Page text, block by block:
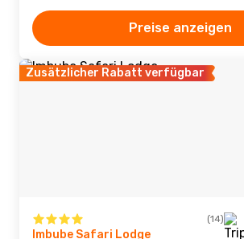
Preise anzeigen
Zusätzlicher Rabatt verfügbar
(14)
Imbube Safari Lodge